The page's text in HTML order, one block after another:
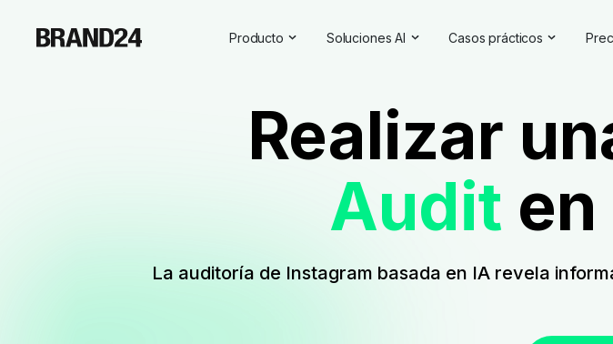
Producto
Para empresas
Para las agencias
Para vendedores
Para profesionales de las relaciones públicas
Soluciones AI
Social Media Analytics Software | Brand24
Asistente de marca
Visibilidad de la IA
Casos prácticos
Competitive Analysis
Estudios de mercado
Informes exhaustivos
Comentarios de los
Realizar
Audit
La auditoría de Instagram basada en IA revela